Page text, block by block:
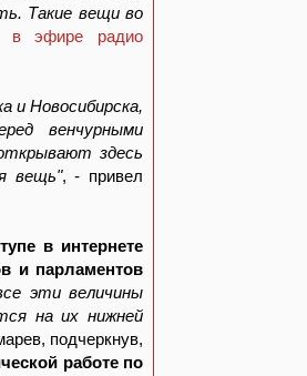
Такие вещи во
в эфире радио
и Новосибирска,
венчурными
здесь
вещь", - привел
в интернете
и парламентов
эти величины
на их нижней
подчеркнув,
работе по